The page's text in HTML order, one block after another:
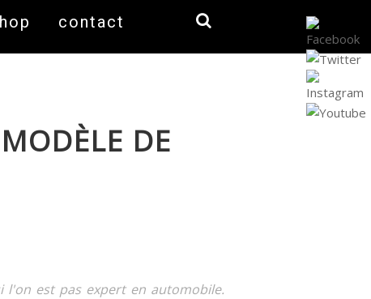
contact
DE
l'on est pas expert en automobile.